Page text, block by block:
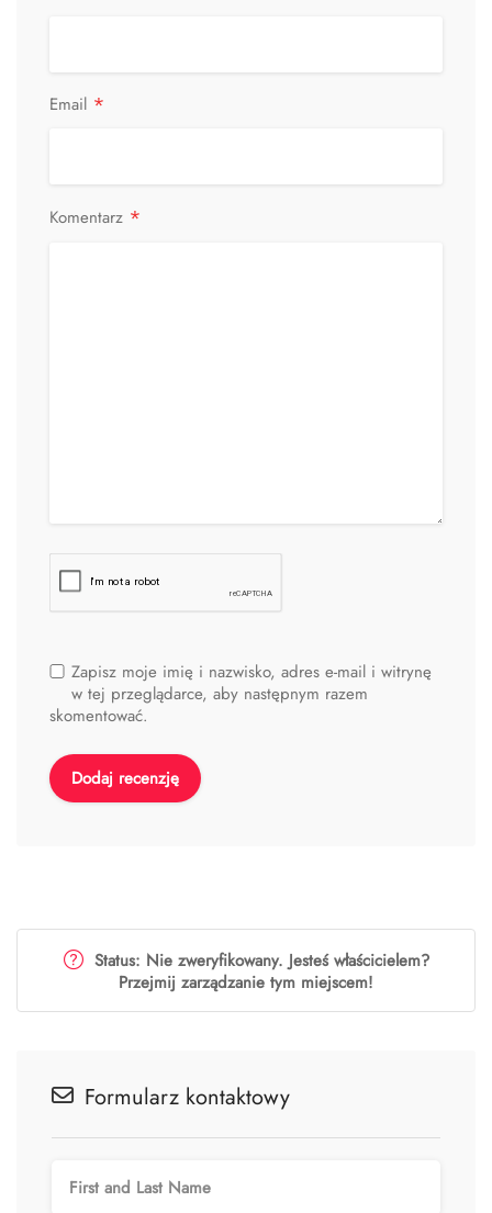
Email *
Komentarz *
Zapisz moje imię i nazwisko, adres e-mail i witrynę
w tej przeglądarce, aby następnym razem
skomentować.
Status: Nie zweryfikowany. Jesteś właścicielem?
Przejmij zarządzanie tym miejscem!
Formularz kontaktowy